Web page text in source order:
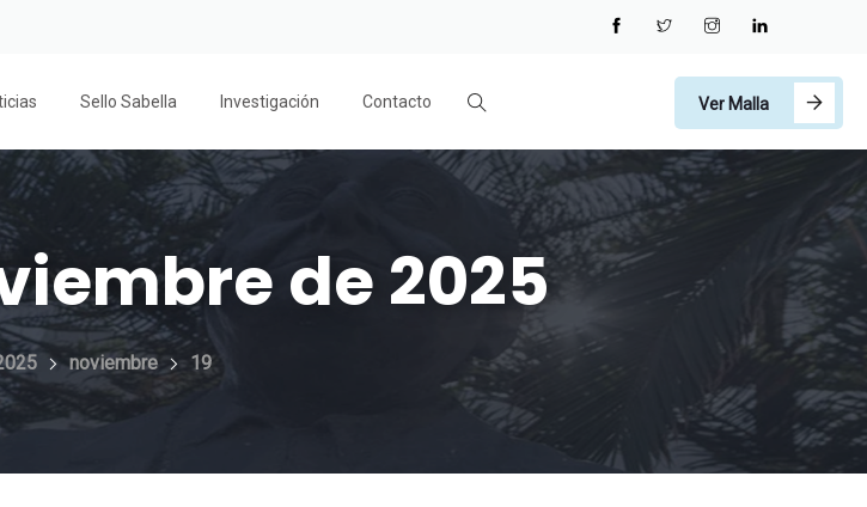
Sello Sabella Investigación Contacto Ver Malla
de 2025
noviembre 19